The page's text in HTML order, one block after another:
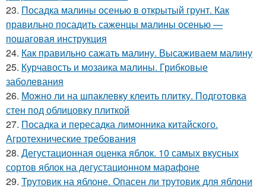
23. Посадка малины осенью в открытый грунт. Как
правильно посадить саженцы малины осенью —
пошаговая инструкция
24. Как правильно сажать малину. Высаживаем малину
25. Курчавость и мозаика малины. Грибковые
заболевания
26. Можно ли на шпаклевку клеить плитку. Подготовка
стен под облицовку плиткой
27. Посадка и пересадка лимонника китайского.
Агротехнические требования
28. Дегустационная оценка яблок. 10 самых вкусных
сортов яблок на дегустационном марафоне
29. Трутовик на яблоне. Опасен ли трутовик для яблони